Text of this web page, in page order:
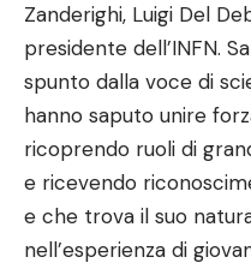
Zanderighi, Luigi Del
presidente dell’INFN.
spunto dalla voce di
hanno saputo unire
ricoprendo ruoli di
e ricevendo
e che trova il suo
nell’esperienza di